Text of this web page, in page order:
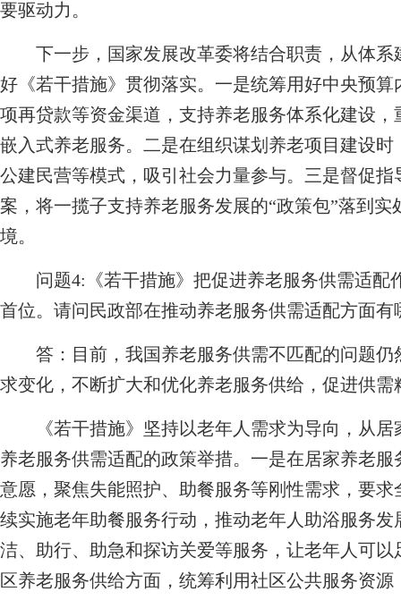
要驱动力。
下一步，国家发展改革委将结合职责，从体系
好《若干措施》贯彻落实。一是统筹用好中央预
项再贷款等资金渠道，支持养老服务体系化建设
嵌入式养老服务。二是在组织谋划养老项目建设
公建民营等模式，吸引社会力量参与。三是督促
案，将一揽子支持养老服务发展的“政策包”落到
境。
问题4:《若干措施》把促进养老服务供需适
首位。请问民政部在推动养老服务供需适配方面有
答：目前，我国养老服务供需不匹配的问题仍
求变化，不断扩大和优化养老服务供给，促进供
《若干措施》坚持以老年人需求为导向，从居
养老服务供需适配的政策举措。一是在居家养老
意愿，聚焦失能照护、助餐服务等刚性需求，要
续实施老年助餐服务行动，推动老年人助浴服务
洁、助行、助急和探访关爱等服务，让老年人可
区养老服务供给方面，统筹利用社区公共服务资